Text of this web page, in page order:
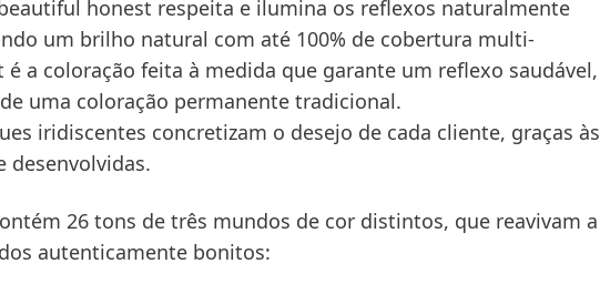
honest respeita e ilumina os reflexos naturalmente
um brilho natural com até 100% de cobertura multi-
é a coloração feita à medida que garante um reflexo saudável,
uma coloração permanente tradicional.
iridiscentes concretizam o desejo de cada cliente, graças às
desenvolvidas.
26 tons de três mundos de cor distintos, que reavivam a
autenticamente bonitos: